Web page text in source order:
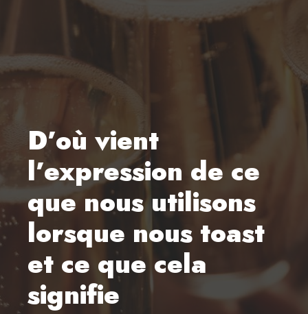
D’où vient
l’expression de ce
que nous utilisons
lorsque nous toast
et ce que cela
signifie